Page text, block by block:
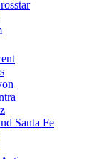
Santa Fe